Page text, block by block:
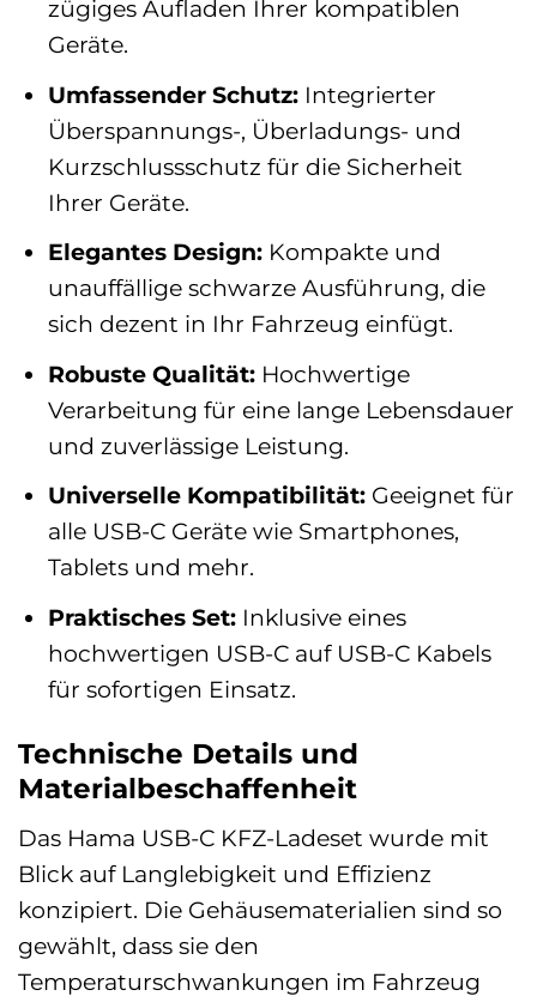
zügiges Aufladen Ihrer kompatiblen
Geräte.
Umfassender Schutz:Integrierter
Überspannungs-, Überladungs- und
Kurzschlussschutz für die Sicherheit
Ihrer Geräte.
Elegantes Design:Kompakte und
unauffällige schwarze Ausführung, die
sich dezent in Ihr Fahrzeug einfügt.
Robuste Qualität:Hochwertige
Verarbeitung für eine lange Lebensdauer
und zuverlässige Leistung.
Universelle Kompatibilität:Geeignet für
alle USB-C Geräte wie Smartphones,
Tablets und mehr.
Praktisches Set:Inklusive eines
hochwertigen USB-C auf USB-C Kabels
für sofortigen Einsatz.
Technische Details und
Materialbeschaffenheit
Das Hama USB-C KFZ-Ladeset wurde mit
Blick auf Langlebigkeit und Effizienz
konzipiert. Die Gehäusematerialien sind so
gewählt, dass sie den
Temperaturschwankungen im Fahrzeug